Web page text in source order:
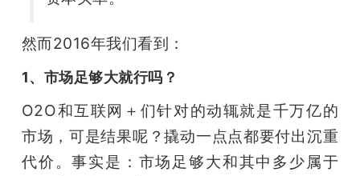
然而2016年我们看到：
1、市场足够大就行吗？
O2O和互联网＋们针对的动辄就是千万亿的
市场，可是结果呢？撬动一点点都要付出沉重
代价。事实是：市场足够大和其中多少属于